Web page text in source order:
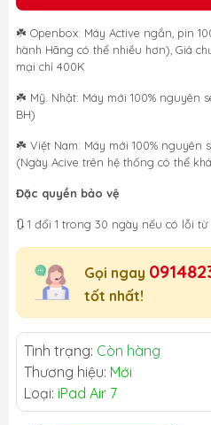
☘️ Openbox: Máy Active ngắn, pin
hành Hãng có thể nhiều hơn), Giá
mại chỉ 400K
☘️ Mỹ. Nhật: Máy mới 100% nguyên
BH)
☘️ Việt Nam: Máy mới 100% nguyên
(Ngày Acive trên hệ thống có thể
Đặc quyền bảo vệ
🔃 1 đổi 1 trong 30 ngày nếu có lỗi
Gọi ngay
tốt nhất!
Tình trạng: Còn hàng
Thương hiệu: Mới
Loại: iPad Air 7